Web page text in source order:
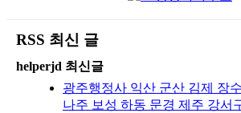
RSS 최신 글
helperjd 최신글
광주행정사 익산 군산 김제 장
나주 보성 하동 문경 제주 강서